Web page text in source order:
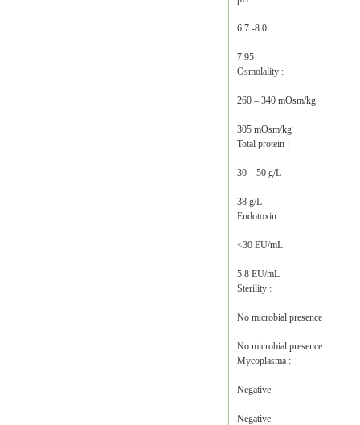
6.7 -8.0
7.95
Osmolality :
260 – 340 mOsm/kg
305 mOsm/kg
Total protein :
30 – 50 g/L
38 g/L
Endotoxin:
<30 EU/mL
5.8 EU/mL
Sterility :
No microbial presence
No microbial presence
Mycoplasma :
Negative
Negative